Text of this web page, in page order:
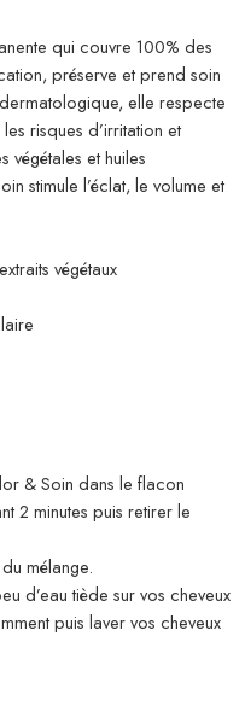
qui couvre 100% des
préserve et prend soin
elle respecte
risques d’irritation et
végétales et huiles
stimule l’éclat, le volume et
végétaux
& Soin dans le flacon
2 minutes puis retirer le
mélange.
d’eau tiède sur vos cheveux
puis laver vos cheveux